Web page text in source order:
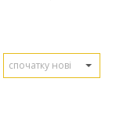
спочатку нові